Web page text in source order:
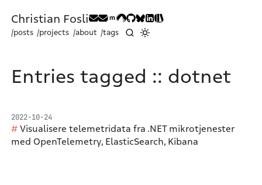
Christian Fosli
/posts /projects /about /tags
Entries tagged :: dotnet
2022-10-24
Visualisere telemetridata fra .NET mikrotjenester
med OpenTelemetry, ElasticSearch, Kibana